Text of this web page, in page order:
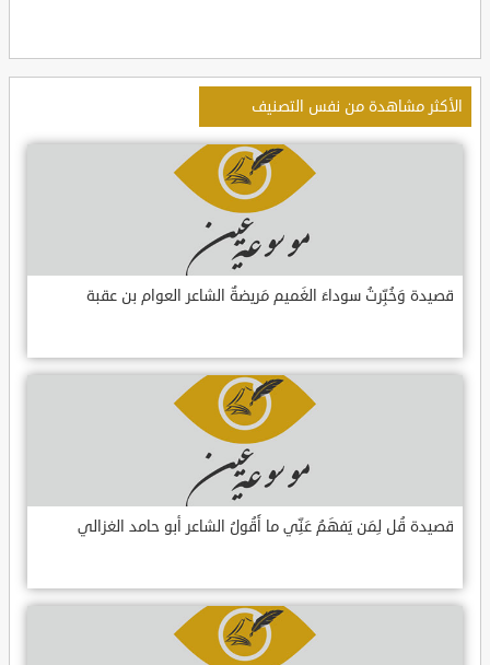
الأكثر مشاهدة من نفس التصنيف
قصيدة وَخُبِّرتُ سوداءَ الغَميم مَريضةٌ الشاعر العوام بن عقبة
قصيدة قُل لِمَن يَفهَمُ عَنِّي ما أَقُولُ الشاعر أبو حامد الغزالي